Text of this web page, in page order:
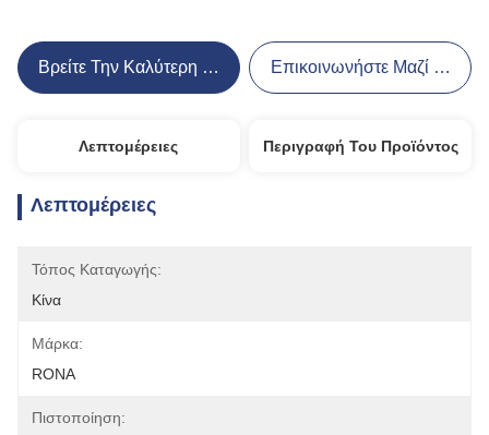
Βρείτε Την Καλύτερη Τιμή Επικοινωνήστε Μαζί Μας
Λεπτομέρειες Περιγραφή Του Προϊόντος
Λεπτομέρειες
Τόπος Καταγωγής:
Κίνα
Μάρκα:
RONA
Πιστοποίηση: